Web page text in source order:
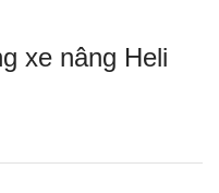
xe nâng Heli